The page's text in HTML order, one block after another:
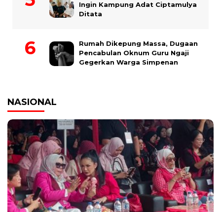
Ingin Kampung Adat Ciptamulya
Ditata
Rumah Dikepung Massa, Dugaan
Pencabulan Oknum Guru Ngaji
Gegerkan Warga Simpenan
NASIONAL